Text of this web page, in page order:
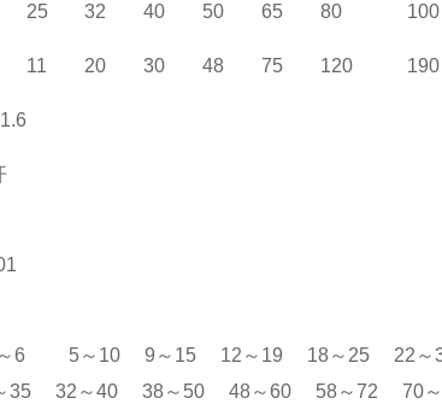
25 32 40 50 65 80 100
11 20 30 48 75 120
190
～6 5～10 9～15 12～19 18～25 22～
35 32～40 38～50 48～60 58～72 70～